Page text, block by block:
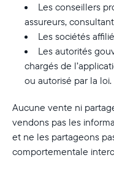
Actuelle
France
Choisissez
Choisir la langue:
Les conseillers
assureurs,
Les sociétés
Les autorités
chargés de
ou autorisé par la loi.
Aucune vente ni
vendons pas les
et ne les partageons
comportementale